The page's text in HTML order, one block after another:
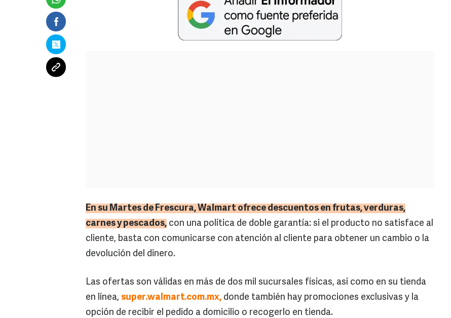
En su Martes de Frescura, Walmart ofrece descuentos en frutas, verduras,
carnes y pescados, con una política de doble garantía: si el producto no satisface al
cliente, basta con comunicarse con atención al cliente para obtener un cambio o la
devolución del dinero.
Las ofertas son válidas en más de dos mil sucursales físicas, así como en su tienda
en línea, super.walmart.com.mx, donde también hay promociones exclusivas y la
opción de recibir el pedido a domicilio o recogerlo en tienda.